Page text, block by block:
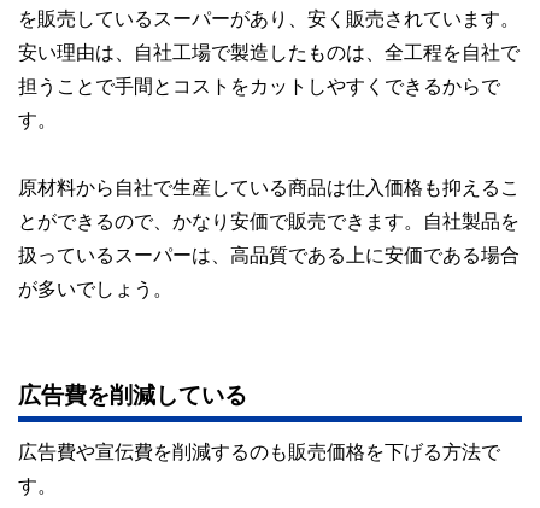
を販売しているスーパーがあり、安く販売されています。
安い理由は、自社工場で製造したものは、全工程を自社で
担うことで手間とコストをカットしやすくできるからで
す。
原材料から自社で生産している商品は仕入価格も抑えるこ
とができるので、かなり安価で販売できます。自社製品を
扱っているスーパーは、高品質である上に安価である場合
が多いでしょう。
広告費を削減している
広告費や宣伝費を削減するのも販売価格を下げる方法で
す。